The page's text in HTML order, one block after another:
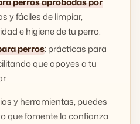
y fáciles de limpiar,
e higiene de tu perro.
perros: prácticas para
que apoyes a tu
y herramientas, puedes
que fomente la confianza